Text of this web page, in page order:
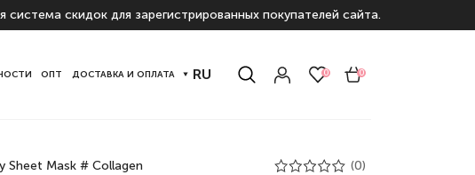
скидок для зарегистрированных покупателей сайта.
ОПТ ДОСТАВКА И ОПЛАТА RU 0 0
Sheet Mask # Collagen (0)